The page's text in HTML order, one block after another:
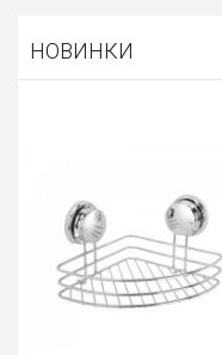
НОВИНКИ